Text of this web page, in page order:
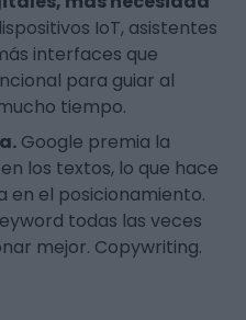
IoT, asistentes
interfaces que
para guiar al
tiempo.
Google premia la
los textos, lo que hace
en el posicionamiento.
todas las veces
mejor. Copywriting.